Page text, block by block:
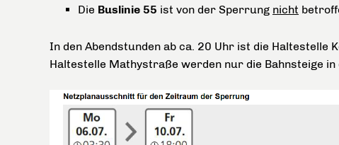
Die Buslinie 55 ist von der Sperrung nicht
In den Abendstunden ab ca. 20 Uhr ist die Haltestelle
Haltestelle Mathystraße werden nur die Bahnsteige